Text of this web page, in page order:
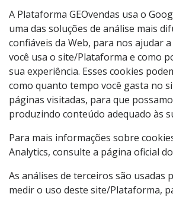
A Plataforma GEOvendas usa o
uma das soluções de análise mais
confiáveis da Web, para nos ajudar
você usa o site/Plataforma e como
sua experiência. Esses cookies
como quanto tempo você gasta no
páginas visitadas, para que
produzindo conteúdo adequado às
Para mais informações sobre
Analytics, consulte a página oficial
As análises de terceiros são usadas
medir o uso deste site/Plataforma,